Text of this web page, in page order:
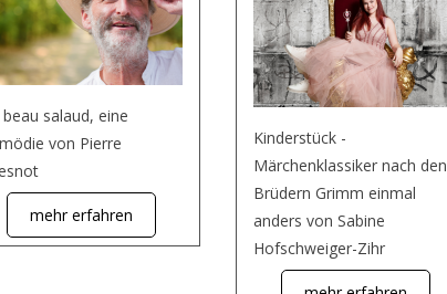
salaud, eine
von Pierre
mehr erfahren
Kinderstück -
Märchenklassiker nach den
Brüdern Grimm einmal
anders von Sabine
Hofschweiger-Zihr